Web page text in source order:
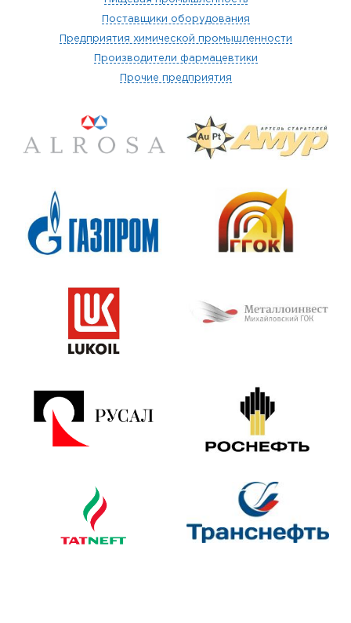
Поставщики оборудования
Предприятия химической промышленности
Производители фармацевтики
Прочие предприятия